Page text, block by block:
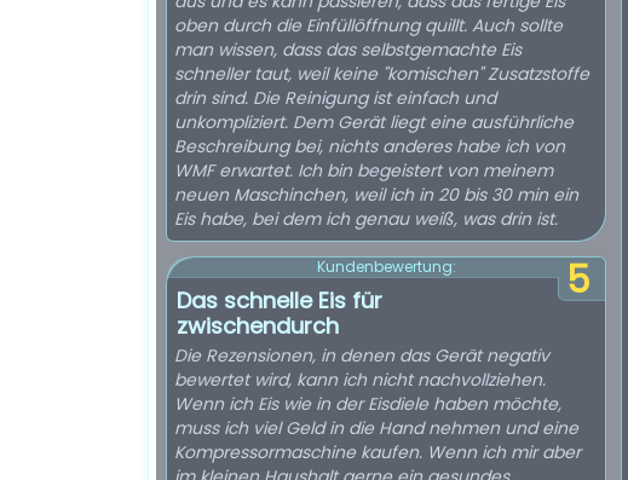
oben durch die Einfüllöffnung quillt. Auch sollte
man wissen, dass das selbstgemachte Eis
schneller taut, weil keine "komischen" Zusatzstoffe
drin sind. Die Reinigung ist einfach und
unkompliziert. Dem Gerät liegt eine ausführliche
Beschreibung bei, nichts anderes habe ich von
WMF erwartet. Ich bin begeistert von meinem
neuen Maschinchen, weil ich in 20 bis 30 min ein
Eis habe, bei dem ich genau weiß, was drin ist.
5
Kundenbewertung:
Das schnelle Eis für
zwischendurch
Die Rezensionen, in denen das Gerät negativ
bewertet wird, kann ich nicht nachvollziehen.
Wenn ich Eis wie in der Eisdiele haben möchte,
muss ich viel Geld in die Hand nehmen und eine
Kompressormaschine kaufen. Wenn ich mir aber